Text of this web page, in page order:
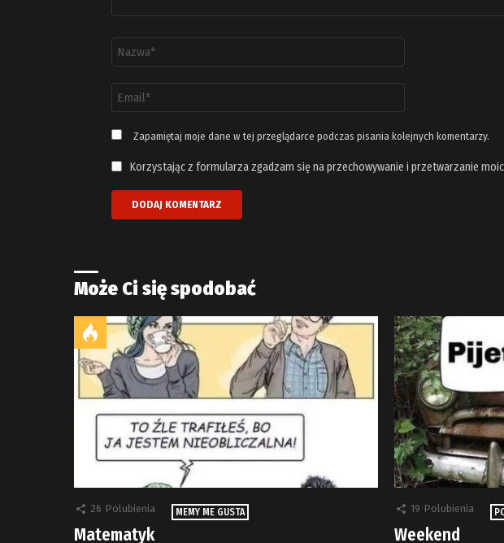
email
*
Zapamiętaj moje dane w tej przeglądarce podczas pisania kolejnych komentarzy.
Korzystając z formularza zgadzam się na przechowywanie i przetwarzanie
Może Ci się spodobać
26 Polubienia MEMY ME GUSTA
Matematyk
19 Polubienia
Weekend